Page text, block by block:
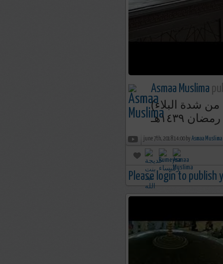
Asmaa Muslima
(لما فيها من شدة البلاء) الآيات التي تسببت في بكاء الشيخ ياسر
١٤٣٩هـ
june 7th, 2018 14:00 by Asmaa Muslima
Please login to publish